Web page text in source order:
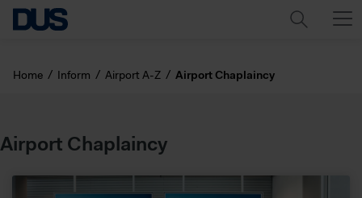
Home Inform Airport A-Z Airport Chaplaincy
Airport Chaplaincy